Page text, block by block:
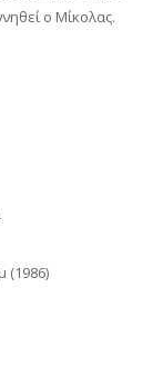
ο Μίκολας.
(1986)